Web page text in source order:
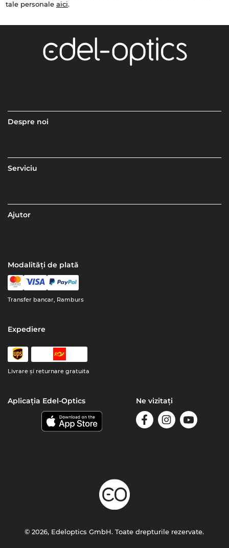
tale personale aici.
Despre noi
Serviciu
Ajutor
Modalități de plată
Transfer bancar, Ramburs
Expediere
Livrare şi returnare gratuita
Aplicația Edel-Optics Ne vizitați
© 2026, Edeloptics GmbH. Toate drepturile rezervate.